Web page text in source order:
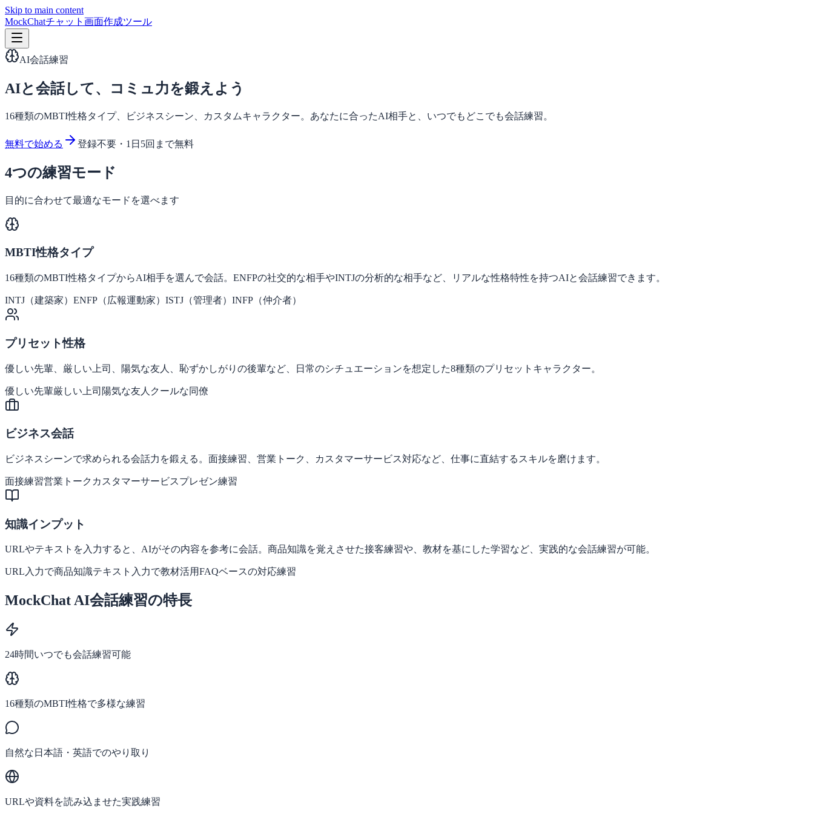
Skip to main content
MockChatチャット画面作成ツール
AI会話練習
AIと会話して、コミュ力を鍛えよう
16種類のMBTI性格タイプ、ビジネスシーン、カスタムキャラクター。あなたに合ったAI相手と、いつでもどこでも会話練習。
無料で始める 登録不要・1日5回まで無料
4つの練習モード
目的に合わせて最適なモードを選べます
MBTI性格タイプ
16種類のMBTI性格タイプからAI相手を選んで会話。ENFPの社交的な相手やINTJの分析的な相手など、リアルな性格特性を持つAIと会話練習できます。
INTJ（建築家） ENFP（広報運動家） ISTJ（管理者） INFP（仲介者）
プリセット性格
優しい先輩、厳しい上司、陽気な友人、恥ずかしがりの後輩など、日常のシチュエーションを想定した8種類のプリセットキャラクター。
優しい先輩厳しい上司 陽気な友人 クールな同僚
ビジネス会話
ビジネスシーンで求められる会話力を鍛える。面接練習、営業トーク、カスタマーサービス対応など、仕事に直結するスキルを磨けます。
面接練習営業トーク カスタマーサービスプレゼン練習
知識インプット
URLやテキストを入力すると、AIがその内容を参考に会話。商品知識を覚えさせた接客練習や、教材を基にした学習など、実践的な会話練習が可能。
URL入力で商品知識テキスト入力で教材活用FAQベースの対応練習
MockChat AI会話練習の特長
24時間いつでも会話練習可能
16種類のMBTI性格で多様な練習
自然な日本語・英語でのやり取り
URLや資料を読み込ませた実践練習